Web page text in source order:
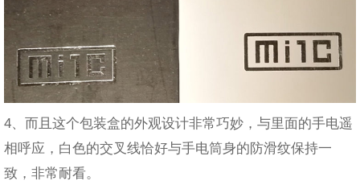
4、而且这个包装盒的外观设计非常巧妙，与里面的手电遥
相呼应，白色的交叉线恰好与手电筒身的防滑纹保持一
致，非常耐看。